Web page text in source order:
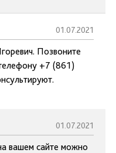
01.07.2021
Позвоните
+7 (861)
01.07.2021
вашем сайте можно